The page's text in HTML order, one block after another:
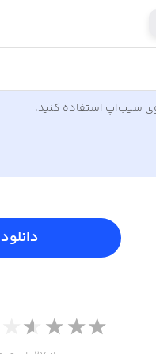
سیب‌اپ استفاده کنید.
دانلود